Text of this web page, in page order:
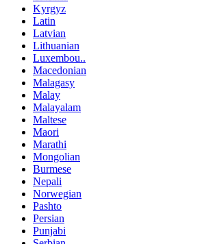
Kyrgyz
Latin
Latvian
Lithuanian
Luxembou..
Macedonian
Malagasy
Malay
Malayalam
Maltese
Maori
Marathi
Mongolian
Burmese
Nepali
Norwegian
Pashto
Persian
Punjabi